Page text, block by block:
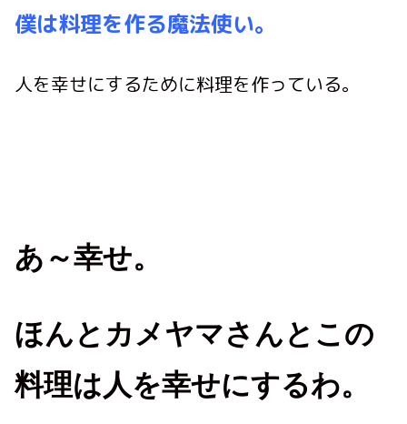
僕は料理を作る魔法使い。
人を幸せにするために料理を作っている。
あ～幸せ。
ほんとカメヤマさんとこの
料理は人を幸せにするわ。